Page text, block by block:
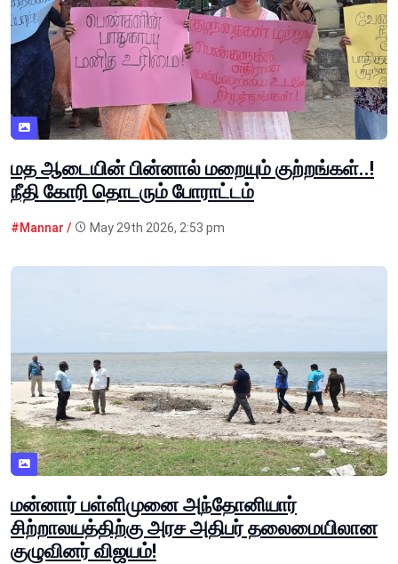
மத ஆடையின் பின்னால் மறையும் குற்றங்கள்..!
நீதி கோரி தொடரும் போராட்டம்
#Mannar / May 29th 2026, 2:53 pm
மன்னார் பள்ளிமுனை அந்தோனியார்
சிற்றாலயத்திற்கு அரச அதிபர் தலைமையிலான
குழுவினர் விஜயம்!